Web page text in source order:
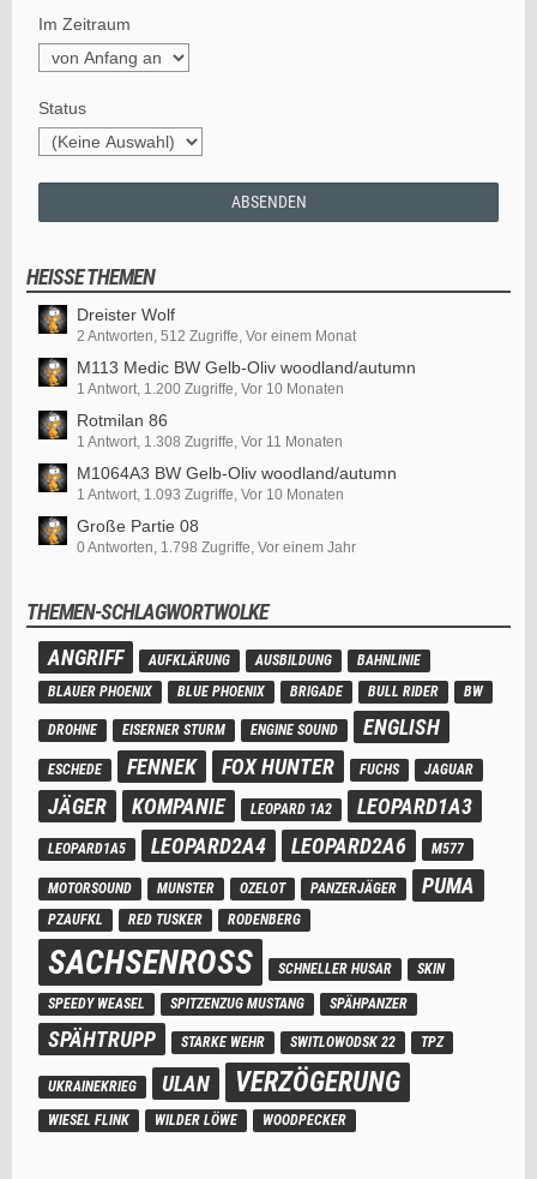
Im Zeitraum
Status
HEISSE THEMEN
Dreister Wolf
2 Antworten, 512 Zugriffe, Vor einem Monat
M113 Medic BW Gelb-Oliv woodland/autumn
1 Antwort, 1.200 Zugriffe, Vor 10 Monaten
Rotmilan 86
1 Antwort, 1.308 Zugriffe, Vor 11 Monaten
M1064A3 BW Gelb-Oliv woodland/autumn
1 Antwort, 1.093 Zugriffe, Vor 10 Monaten
Große Partie 08
0 Antworten, 1.798 Zugriffe, Vor einem Jahr
THEMEN-SCHLAGWORTWOLKE
ANGRIFF
AUFKLÄRUNG AUSBILDUNG
BAHNLINIE
BLAUER PHOENIX
BLUE PHOENIX BRIGADE BULL RIDER BW
DROHNE EISERNER STURM ENGINE SOUND ENGLISH
ESCHEDE FENNEK FOX HUNTER FUCHS JAGUAR
JÄGER KOMPANIE LEOPARD 1A2 LEOPARD1A3
LEOPARD1A5 LEOPARD2A4 LEOPARD2A6 M577
MOTORSOUND MUNSTER OZELOT PANZERJÄGER PUMA
PZAUFKL RED TUSKER RODENBERG
SACHSENROSS SCHNELLER HUSAR SKIN
SPEEDY WEASEL SPITZENZUG MUSTANG SPÄHPANZER
SPÄHTRUPP STARKE WEHR SWITLOWODSK 22 TPZ
UKRAINEKRIEG ULAN VERZÖGERUNG
WIESEL FLINK WILDER LÖWE WOODPECKER